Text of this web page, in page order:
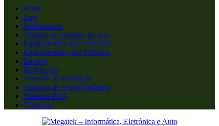
Home
Loja
Profissionais
Aluguer de sistemas de som
Equipamentos para Hotelaria
Equipamentos para Oficinas
Renting
Reparações
Sistemas de Faturação
Sistemas de Videovigilância
Sistemas POS
Contactos